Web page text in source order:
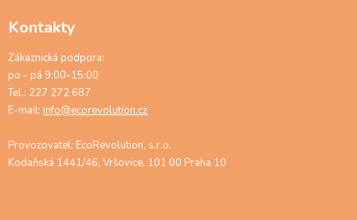
Kontakty
Zákaznická podpora:
po - pá 9:00-15:00
Tel.: 227 272 687
E-mail: info@ecorevolution.cz
Provozovatel: EcoRevolution, s.r.o.
Kodaňská 1441/46, Vršovice, 101 00 Praha 10